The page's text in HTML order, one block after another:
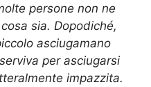
persone non ne
sia. Dopodiché,
asciugamano
per asciugarsi
impazzita.